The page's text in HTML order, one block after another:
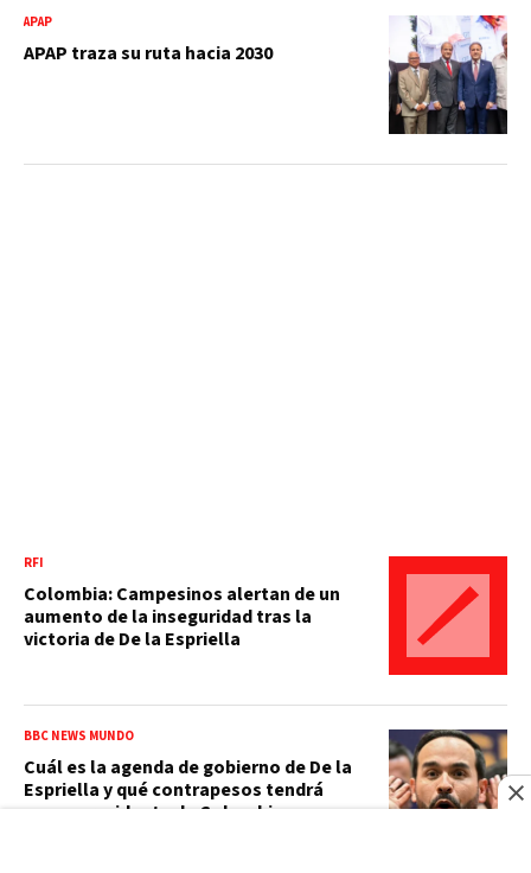
APAP
APAP traza su ruta hacia 2030
RFI
Colombia: Campesinos alertan de un
aumento de la inseguridad tras la
victoria de De la Espriella
BBC NEWS MUNDO
Cuál es la agenda de gobierno de De la
Espriella y qué contrapesos tendrá
como presidente de Colombia